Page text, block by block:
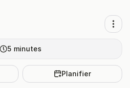
5 minutes
Planifier